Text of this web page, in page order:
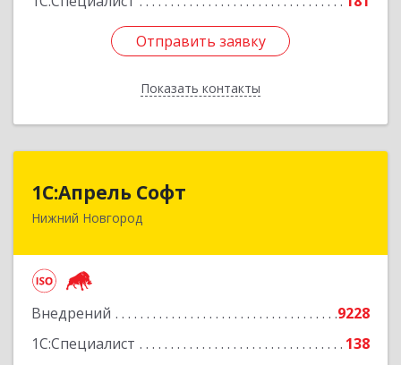
Отправить заявку
Показать контакты
Отправить заявку
Назад
1С:Апрель Софт
Нижний Новгород
Внедрений
9228
1С:Специалист
138
603000, Нижегородская обл, Нижний Новгород